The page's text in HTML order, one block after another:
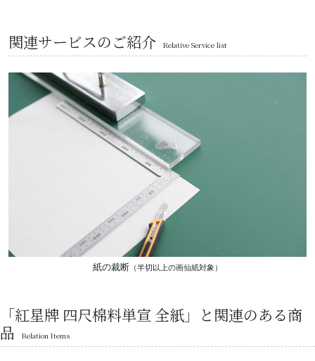
関連サービスのご紹介 Relative Service list
紙の裁断 （半切以上の画仙紙対象）
「紅星牌 四尺棉料単宣 全紙」と関連のある商
品
Relation Items